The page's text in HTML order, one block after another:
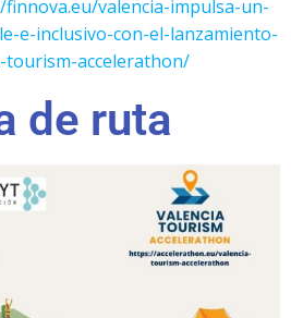
valencia-impulsa-un-
e-inclusivo-con-el-lanzamiento-
tourism-accelerathon/
de ruta